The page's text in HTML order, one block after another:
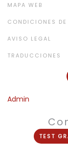
MAPA WEB
CONDICIONES
AVISO LEGAL
TRADUCCIONES
Admin
TEST